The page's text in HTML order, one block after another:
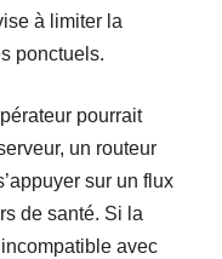
à limiter la
ponctuels.
pourrait
un routeur
sur un flux
de santé. Si la
avec